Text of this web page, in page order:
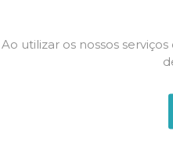
Ao utilizar os nossos